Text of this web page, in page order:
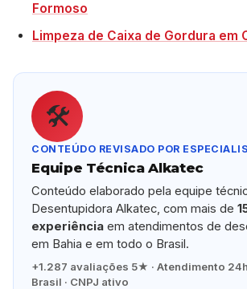
Formoso
Limpeza de Caixa de Gordura em
🛠️
CONTEÚDO REVISADO POR
Equipe Técnica Alkatec
Conteúdo elaborado pela equipe
Desentupidora Alkatec, com mais de
experiência em atendimentos de
em Bahia e em todo o Brasil.
+1.287 avaliações 5★ · Atendimento
Brasil · CNPJ ativo